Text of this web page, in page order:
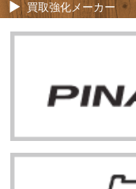
買取強化メーカー